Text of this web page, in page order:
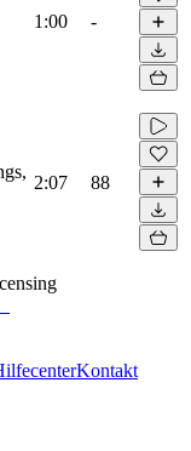
1:00 -
2:07 88
Kontakt